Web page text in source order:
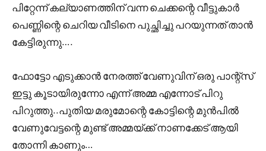
പിറ്റേന്ന് കല്യാണത്തിന് വന്ന ചെക്കന്റെ വീട്ടുകാർ
പെണ്ണിന്റെ ചെറിയ വീടിനെ പുച്ഛിച്ചു പറയുന്നത് താൻ
കേട്ടിരുന്നു….
ഫോട്ടോ എടുക്കാൻ നേരത്ത് വേണുവിന് ഒരു പാന്റ്സ്
ഇട്ടു കൂടായിരുന്നോ എന്ന് അമ്മ എന്നോട് പിറു
പിറുത്തു..പുതിയ മരുമോന്റെ കോട്ടിന്റെ മുൻപിൽ
വേണുവേട്ടന്റെ മുണ്ട് അമ്മയ്ക്ക് നാണക്കേട് ആയി
തോന്നി കാണും…